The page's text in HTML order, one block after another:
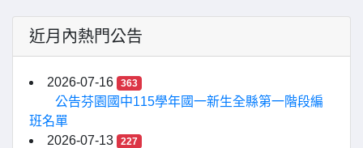
近月內熱門公告
2026-07-16 363
公告芬園國中115學年國一新生全縣第一階段編
班名單
2026-07-13
227